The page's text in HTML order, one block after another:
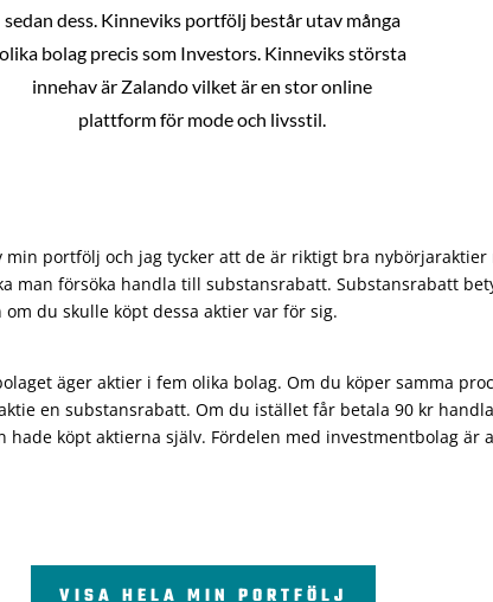
sedan dess. Kinneviks portfölj består utav många
olika bolag precis som Investors. Kinneviks största
innehav är Zalando vilket är en stor online
plattform för mode och livsstil.
portfölj och jag tycker att de är riktigt bra
man försöka handla till substansrabatt. Substansrabatt
du skulle köpt dessa aktier var för sig.
äger aktier i fem olika bolag. Om du köper samma
en substansrabatt. Om du istället får betala 90 kr
köpt aktierna själv. Fördelen med investmentbolag är
VISA HELA MIN PORTFÖLJ